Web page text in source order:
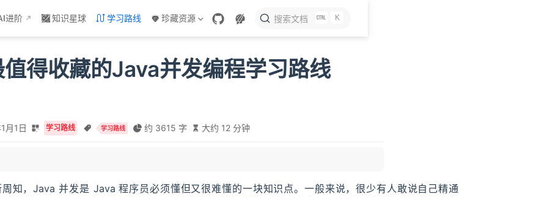
进阶 知识星球 学习路线 珍藏资源 搜索文档 K
得收藏的Java并发编程学习路线
月1日 学习路线 学习路线 约 3615 字 大约 12 分钟
图
周知，Java 并发是 Java 程序员必须懂但又很难懂的一块知识点。一般来说，很少有人敢说自己精通